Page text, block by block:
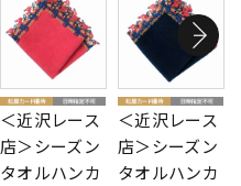
＜近沢レース
店＞シーズン
タオルハンカ
＜近沢レース
店＞シーズン
タオルハンカ